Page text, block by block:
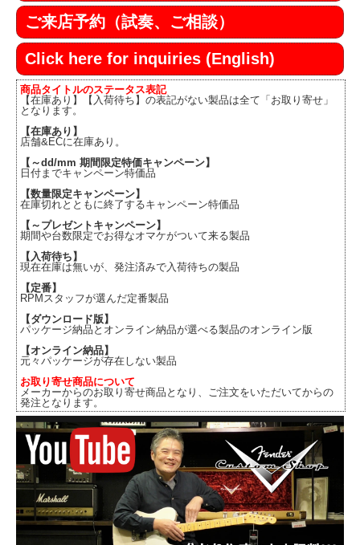
ご来店予約（試奏、ご相談）
Click here for inquiries (English)
商品タイトルのステータス表記
【在庫あり】【入荷待ち】の表記がない製品は全て「お取り寄せ」
となります。
【在庫あり】
店舗&ECに在庫あり。
【～dd/mm 期間限定特価キャンペーン】
日付までキャンペーン特価品
【数量限定キャンペーン】
在庫切れとともに終了するキャンペーン特価品
【～プレゼントキャンペーン】
期間や台数限定でお得なオマケがついて来る製品
【入荷待ち】
現在在庫は無いが、発注済みで入荷待ちの製品
【定番】
RPMスタッフが選んだ定番製品
【ダウンロード版】
パッケージ納品とオンライン納品が選べる製品のオンライン版
【オンライン納品】
元々パッケージが存在しない製品
お取り寄せ商品について
メーカーからのお取り寄せ商品となり、ご注文をいただいてからの
発注となります。